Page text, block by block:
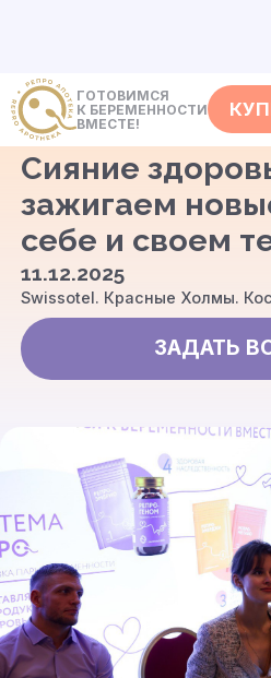
ГОТОВИМСЯ
К БЕРЕМЕННОСТИ
ВМЕСТЕ!
<- События
Сияние
зажигаем
себе и своем
11.12.2025
Swissotel. Красные Холмы.
ЗАДАТЬ